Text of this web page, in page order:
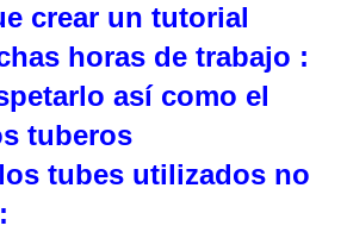
crear un tutorial
horas de trabajo :
así como el
tuberos
tubes utilizados no